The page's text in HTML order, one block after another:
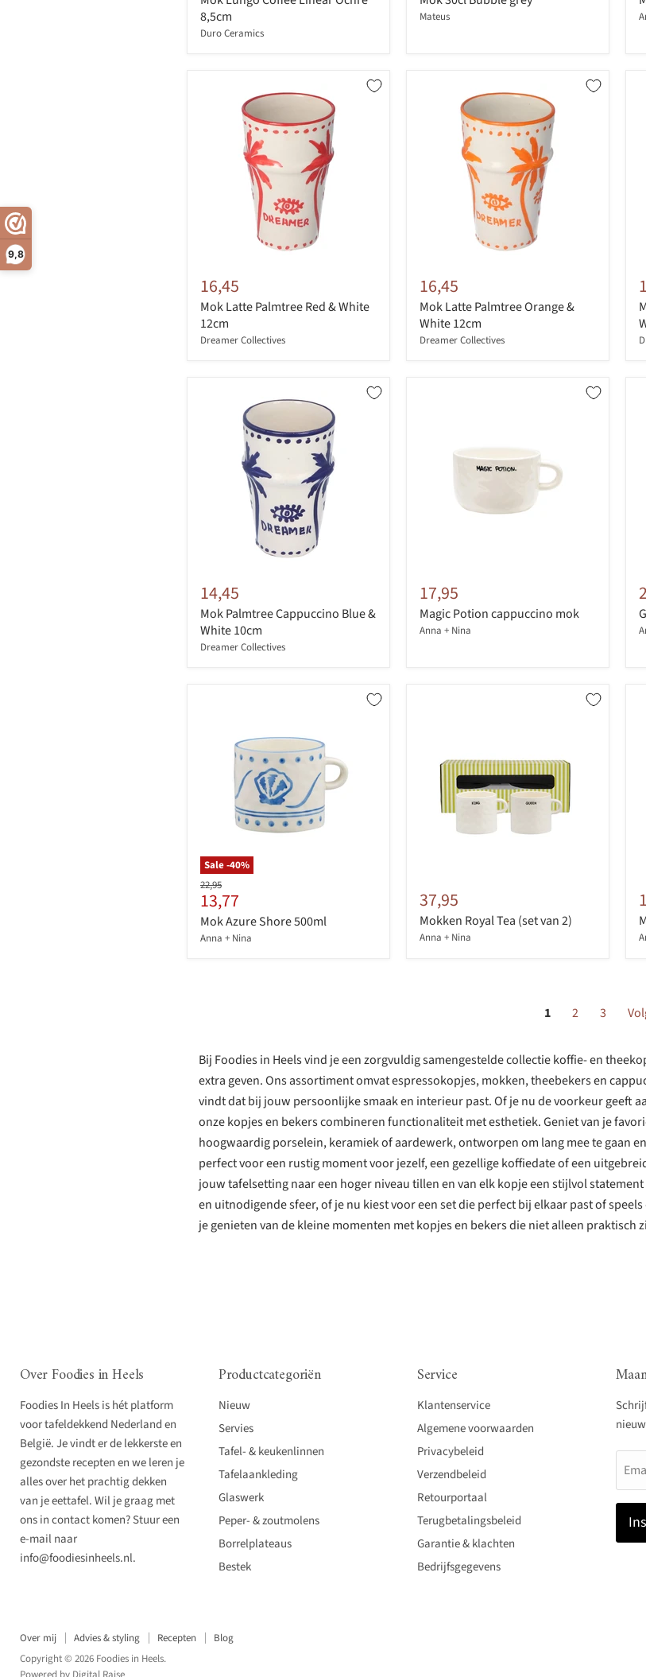
9,8
8,5cm
Duro Ceramics
Mateus
16,45
Mok Latte Palmtree Red & White
12cm
Dreamer Collectives
16,45
Mok Latte Palmtree Orange &
White 12cm
Dreamer Collectives
14,45
Mok Palmtree Cappuccino Blue &
White 10cm
Dreamer Collectives
17,95
Magic Potion cappuccino mok
Anna + Nina
Sale -40%
Originele
prijs
22,95
Huidige
prijs
13,77
Mok Azure Shore 500ml
Anna + Nina
37,95
Mokken Royal Tea (set van 2)
Anna + Nina
1 2 3
Bij Foodies in Heels vind je een zorgvuldig samengestelde collectie koffie- en
extra geven. Ons assortiment omvat espressokopjes, mokken, theebekers en
vindt dat bij jouw persoonlijke smaak en interieur past. Of je nu de voorkeur geeft
onze kopjes en bekers combineren functionaliteit met esthetiek. Geniet van je
hoogwaardig porselein, keramiek of aardewerk, ontworpen om lang mee te gaan
perfect voor een rustig moment voor jezelf, een gezellige koffiedate of een
jouw tafelsetting naar een hoger niveau tillen en van elk kopje een stijlvol
en uitnodigende sfeer, of je nu kiest voor een set die perfect bij elkaar past of
je genieten van de kleine momenten met kopjes en bekers die niet alleen
Over Foodies in Heels
Foodies In Heels is hét platform
voor tafeldekkend Nederland en
België. Je vindt er de lekkerste en
gezondste recepten en we leren je
alles over het prachtig dekken
van je eettafel. Wil je graag met
ons in contact komen? Stuur een
e-mail naar
info@foodiesinheels.nl.
Productcategoriën
Nieuw
Servies
Tafel- & keukenlinnen
Tafelaankleding
Glaswerk
Peper- & zoutmolens
Borrelplateaus
Bestek
Service
Klantenservice
Algemene voorwaarden
Privacybeleid
Verzendbeleid
Retourportaal
Terugbetalingsbeleid
Garantie & klachten
Bedrijfsgegevens
Over mij Advies & styling Recepten
Blog
Copyright © 2026 Foodies in Heels.